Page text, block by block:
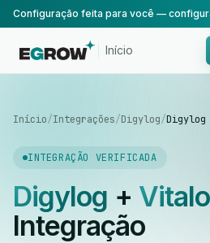
Início
Início/Integrações/Digylog/
INTEGRAÇÃO VERIFICADA
Digylog +
Integração